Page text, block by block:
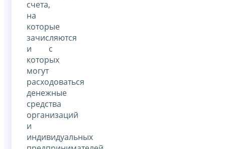
счета,
на
которые
зачисляются
и с
которых
могут
расходоваться
денежные
средства
организаций
и
индивидуальных